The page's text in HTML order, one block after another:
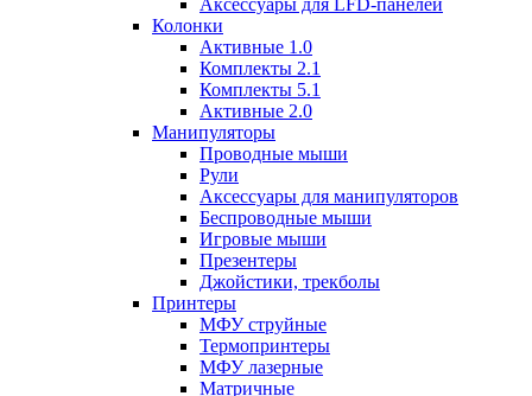
Аксессуары для LFD-панелей
Колонки
Активные 1.0
Комплекты 2.1
Комплекты 5.1
Активные 2.0
Манипуляторы
Проводные мыши
Рули
Аксессуары для манипуляторов
Беспроводные мыши
Игровые мыши
Презентеры
Джойстики, трекболы
Принтеры
МФУ струйные
Термопринтеры
МФУ лазерные
Матричные